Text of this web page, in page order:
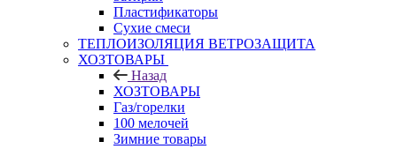
Пластификаторы
Сухие смеси
ТЕПЛОИЗОЛЯЦИЯ ВЕТРОЗАЩИТА
ХОЗТОВАРЫ
Назад
ХОЗТОВАРЫ
Газ/горелки
100 мелочей
Зимние товары